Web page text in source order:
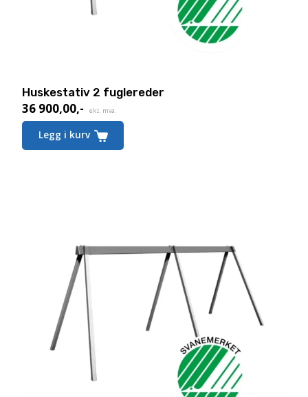
Huskestativ 2 fuglereder
36 900,00,- eks. mva.
Legg i kurv